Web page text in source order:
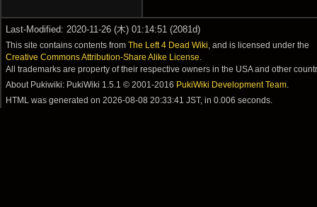
Last-Modified: 2020-11-26 (木) 01:14:51 (2081d)
This site contains contents fromThe Left 4 Dead Wiki , and is licensed under the
Creative Commons Attribution-Share Alike License
All trademarks are property of their respective owners in the USA and other
About Pukiwiki: PukiWiki 1.5.1 © 2001-2016 PukiWiki Development Team
HTML was generated on2026-08-08 20:33:41 JST, in 0.006 seconds.